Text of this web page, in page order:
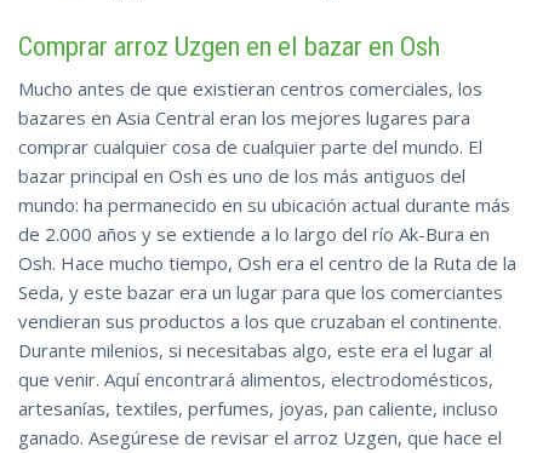
Comprar arroz Uzgen en el bazar en Osh
Mucho antes de que existieran centros comerciales, los
bazares en Asia Central eran los mejores lugares para
comprar cualquier cosa de cualquier parte del mundo. El
bazar principal en Osh es uno de los más antiguos del
mundo: ha permanecido en su ubicación actual durante más
de 2.000 años y se extiende a lo largo del río Ak-Bura en
Osh. Hace mucho tiempo, Osh era el centro de la Ruta de la
Seda, y este bazar era un lugar para que los comerciantes
vendieran sus productos a los que cruzaban el continente.
Durante milenios, si necesitabas algo, este era el lugar al
que venir. Aquí encontrará alimentos, electrodomésticos,
artesanías, textiles, perfumes, joyas, pan caliente, incluso
ganado. Asegúrese de revisar el arroz Uzgen, que hace el